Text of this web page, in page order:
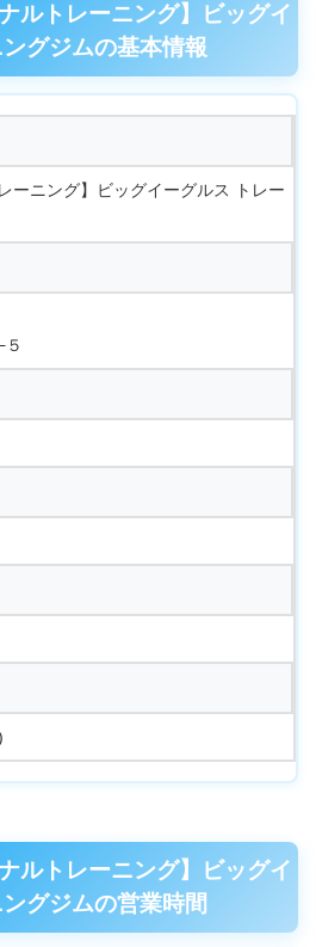
ルトレーニング】ビッグイ
グジムの基本情報
ーニング】ビッグイーグルス トレー
ルトレーニング】ビッグイ
グジムの営業時間